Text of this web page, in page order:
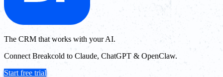
The CRM that works with your AI.
Connect Breakcold to Claude, ChatGPT & OpenClaw.
Start free trial